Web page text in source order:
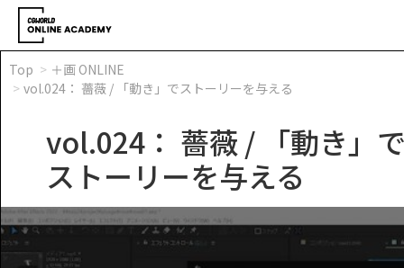
Top
＋画 ONLINE
vol.024： 薔薇 / 「動き」でストーリーを与える
vol.024： 薔薇 / 「動き」
ストーリーを与える